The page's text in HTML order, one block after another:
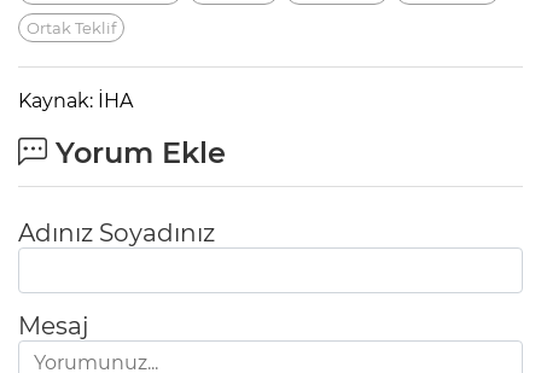
Ortak Teklif
Kaynak: İHA
Yorum Ekle
Adınız Soyadınız
Mesaj